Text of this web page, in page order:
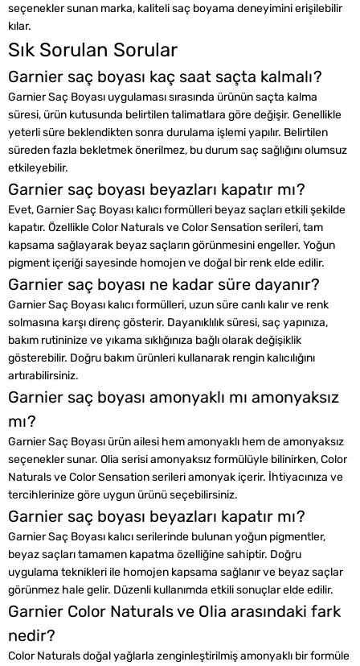
seçenekler sunan marka, kaliteli saç boyama deneyimini erişilebilir
kılar.
Sık Sorulan Sorular
Garnier saç boyası kaç saat saçta kalmalı?
Garnier Saç Boyası uygulaması sırasında ürünün saçta kalma
süresi, ürün kutusunda belirtilen talimatlara göre değişir. Genellikle
yeterli süre beklendikten sonra durulama işlemi yapılır. Belirtilen
süreden fazla bekletmek önerilmez, bu durum saç sağlığını olumsuz
etkileyebilir.
Garnier saç boyası beyazları kapatır mı?
Evet, Garnier Saç Boyası kalıcı formülleri beyaz saçları etkili şekilde
kapatır. Özellikle Color Naturals ve Color Sensation serileri, tam
kapsama sağlayarak beyaz saçların görünmesini engeller. Yoğun
pigment içeriği sayesinde homojen ve doğal bir renk elde edilir.
Garnier saç boyası ne kadar süre dayanır?
Garnier Saç Boyası kalıcı formülleri, uzun süre canlı kalır ve renk
solmasına karşı direnç gösterir. Dayanıklılık süresi, saç yapınıza,
bakım rutininize ve yıkama sıklığınıza bağlı olarak değişiklik
gösterebilir. Doğru bakım ürünleri kullanarak rengin kalıcılığını
artırabilirsiniz.
Garnier saç boyası amonyaklı mı amonyaksız
mı?
Garnier Saç Boyası ürün ailesi hem amonyaklı hem de amonyaksız
seçenekler sunar. Olia serisi amonyaksız formülüyle bilinirken, Color
Naturals ve Color Sensation serileri amonyak içerir. İhtiyacınıza ve
tercihlerinize göre uygun ürünü seçebilirsiniz.
Garnier saç boyası beyazları kapatır mı?
Garnier Saç Boyası kalıcı serilerinde bulunan yoğun pigmentler,
beyaz saçları tamamen kapatma özelliğine sahiptir. Doğru
uygulama teknikleri ile homojen kapsama sağlanır ve beyaz saçlar
görünmez hale gelir. Düzenli kullanımda etkili sonuçlar elde edilir.
Garnier Color Naturals ve Olia arasındaki fark
nedir?
Color Naturals doğal yağlarla zenginleştirilmiş amonyaklı bir formüle